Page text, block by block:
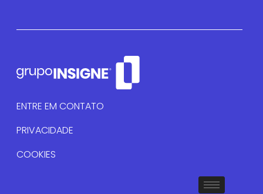
ENTRE EM CONTATO
PRIVACIDADE
COOKIES